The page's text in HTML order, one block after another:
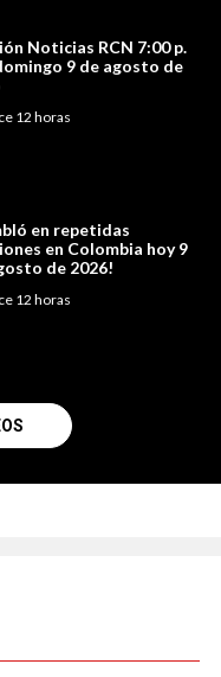
Noticias RCN 7:00 p.
9 de agosto de
12 horas
en repetidas
en Colombia hoy 9
de 2026!
12 horas